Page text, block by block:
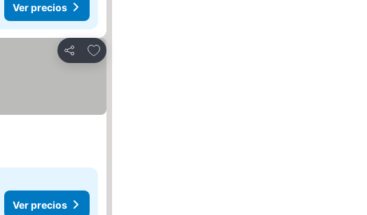
Ver precios
Compartir
Agregar a favoritos
Ver precios